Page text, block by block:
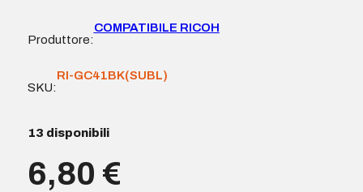
Produttore:
COMPATIBILE RICOH
SKU:
RI-GC41BK(SUBL)
13 disponibili
6,80 €